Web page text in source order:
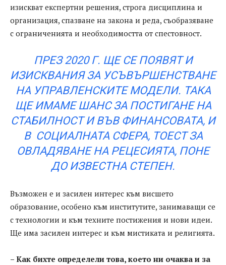
изискват експертни решения, строга дисциплина и
организация, спазване на закона и реда, съобразяване
с ограниченията и необходимостта от спестовност.
ПРЕЗ 2020 Г. ЩЕ СЕ ПОЯВЯТ И
ИЗИСКВАНИЯ ЗА УСЪВЪРШЕНСТВАНЕ
НА УПРАВЛЕНСКИТЕ МОДЕЛИ. ТАКА
ЩЕ ИМАМЕ ШАНС ЗА ПОСТИГАНЕ НА
СТАБИЛНОСТ И ВЪВ ФИНАНСОВАТА, И
В СОЦИАЛНАТА СФЕРА, ТОЕСТ ЗА
ОВЛАДЯВАНЕ НА РЕЦЕСИЯТА, ПОНЕ
ДО ИЗВЕСТНА СТЕПЕН.
Възможен е и засилен интерес към висшето
образование, особено към институтите, занимаващи се
с технологии и към техните постижения и нови идеи.
Ще има засилен интерес и към мистиката и религията.
– Как бихте определели това, което ни очаква и за